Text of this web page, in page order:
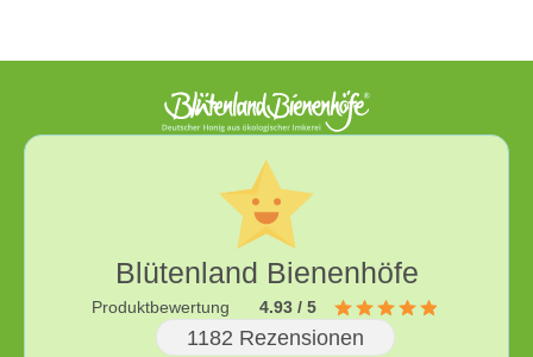
Blütenland Bienenhöfe
Produktbewertung 4.93 / 5
1182 Rezensionen